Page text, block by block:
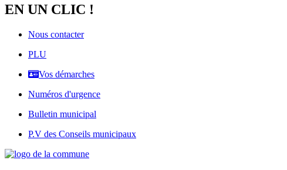
EN UN CLIC !
Nous contacter
PLU
Vos démarches
Numéros d'urgence
Bulletin municipal
P.V des Conseils municipaux